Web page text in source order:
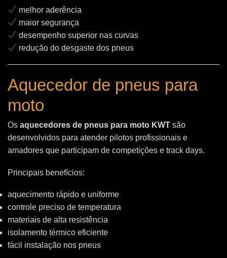
melhor aderência
maior segurança
desempenho superior nas curvas
redução do desgaste dos pneus
Aquecedor de pneus para
moto
Os aquecedores de pneus para moto KWT são
desenvolvidos para atender pilotos profissionais e
amadores que participam de competições e track days.
Principais benefícios:
aquecimento rápido e uniforme
controle preciso de temperatura
materiais de alta resistência
isolamento térmico eficiente
fácil instalação nos pneus